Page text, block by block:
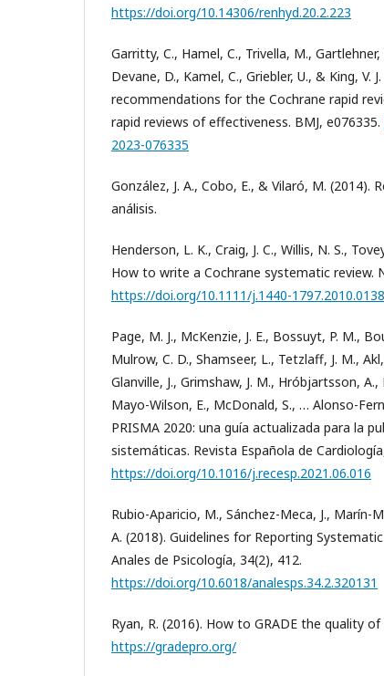
https://doi.org/10.14306/renhyd.20.2.223
Garritty, C., Hamel, C., Trivella, M.,
Devane, D., Kamel, C., Griebler, U., & King, V.
recommendations for the Cochrane rapid
rapid reviews of effectiveness. BMJ, e076335.
2023-076335
González, J. A., Cobo, E., & Vilaró, M. (2014).
análisis.
Henderson, L. K., Craig, J. C., Willis, N. S.,
How to write a Cochrane systematic review.
https://doi.org/10.1111/j.1440-
Page, M. J., McKenzie, J. E., Bossuyt, P. M.,
Mulrow, C. D., Shamseer, L., Tetzlaff, J. M.,
Glanville, J., Grimshaw, J. M., Hróbjartsson, A.,
Mayo-Wilson, E., McDonald, S., … Alonso-
PRISMA 2020: una guía actualizada para la
sistemáticas. Revista Española de
https://doi.org/10.1016/j.recesp.2021.06.016
Rubio-Aparicio, M., Sánchez-Meca, J., Marín-
A. (2018). Guidelines for Reporting
Anales de Psicología, 34(2), 412.
https://doi.org/10.6018/analesps.34.2.320131
Ryan, R. (2016). How to GRADE the quality
https://gradepro.org/